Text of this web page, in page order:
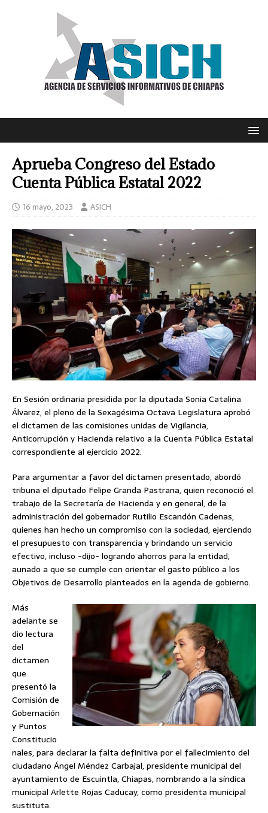
Aprueba Congreso del Estado
Cuenta Pública Estatal 2022
16 mayo, 2023 ASICH
En Sesión ordinaria presidida por la diputada Sonia Catalina
Álvarez, el pleno de la Sexagésima Octava Legislatura aprobó
el dictamen de las comisiones unidas de Vigilancia,
Anticorrupción y Hacienda relativo a la Cuenta Pública Estatal
correspondiente al ejercicio 2022.
Para argumentar a favor del dictamen presentado, abordó
tribuna el diputado Felipe Granda Pastrana, quien reconoció el
trabajo de la Secretaría de Hacienda y en general, de la
administración del gobernador Rutilio Escandón Cadenas,
quienes han hecho un compromiso con la sociedad, ejerciendo
el presupuesto con transparencia y brindando un servicio
efectivo, incluso -dijo- logrando ahorros para la entidad,
aunado a que se cumple con orientar el gasto público a los
Objetivos de Desarrollo planteados en la agenda de gobierno.
Más
adelante se
dio lectura
del
dictamen
que
presentó la
Comisión de
Gobernación
y Puntos
Constitucio
nales, para declarar la falta definitiva por el fallecimiento del
ciudadano Ángel Méndez Carbajal, presidente municipal del
ayuntamiento de Escuintla, Chiapas, nombrando a la síndica
municipal Arlette Rojas Caducay, como presidenta municipal
sustituta.